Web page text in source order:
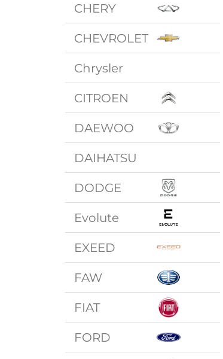
CHERY
CHEVROLET
Chrysler
CITROEN
DAEWOO
DAIHATSU
DODGE
Evolute
EXEED
FAW
FIAT
FORD